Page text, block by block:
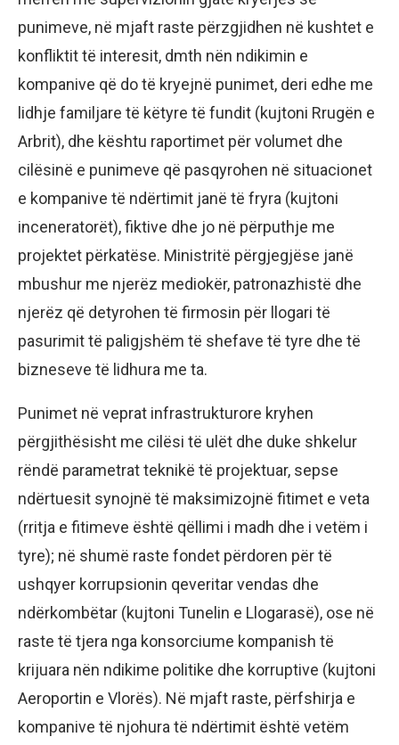
punimeve, në mjaft raste përzgjidhen në kushtet e
konfliktit të interesit, dmth nën ndikimin e
kompanive që do të kryejnë punimet, deri edhe me
lidhje familjare të këtyre të fundit (kujtoni Rrugën e
Arbrit), dhe kështu raportimet për volumet dhe
cilësinë e punimeve që pasqyrohen në situacionet
e kompanive të ndërtimit janë të fryra (kujtoni
inceneratorët), fiktive dhe jo në përputhje me
projektet përkatëse. Ministritë përgjegjëse janë
mbushur me njerëz mediokër, patronazhistë dhe
njerëz që detyrohen të firmosin për llogari të
pasurimit të paligjshëm të shefave të tyre dhe të
bizneseve të lidhura me ta.
Punimet në veprat infrastrukturore kryhen
përgjithësisht me cilësi të ulët dhe duke shkelur
rëndë parametrat teknikë të projektuar, sepse
ndërtuesit synojnë të maksimizojnë fitimet e veta
(rritja e fitimeve është qëllimi i madh dhe i vetëm i
tyre); në shumë raste fondet përdoren për të
ushqyer korrupsionin qeveritar vendas dhe
ndërkombëtar (kujtoni Tunelin e Llogarasë), ose në
raste të tjera nga konsorciume kompanish të
krijuara nën ndikime politike dhe korruptive (kujtoni
Aeroportin e Vlorës). Në mjaft raste, përfshirja e
kompanive të njohura të ndërtimit është vetëm